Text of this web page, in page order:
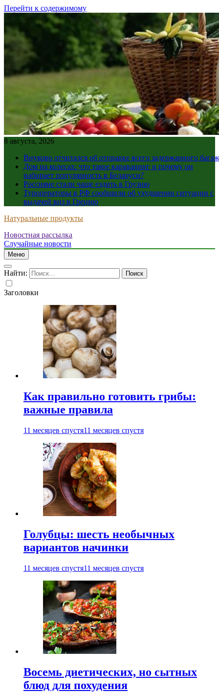
Перейти к содержимому
8 августа, 2026
Внуково отчитался об отправке всего задержанного
Дом на колесах: что такое караванинг и почему он
набирает популярность в Беларуси?
Россияне стали чаще ездить в Грузию
Туроператоры в РФ сообщили об ухудшении ситуации с
выдачей виз в Грецию
Натуральные продукты
Новостная рассылка
Случайные новости
Меню
Найти:
Заголовки
Как правильно готовить грибы:
важные правила
11 месяцев спустя11 месяцев спустя
Голубцы: шесть необычных
вариантов начинки
11 месяцев спустя11 месяцев спустя
Восемь диетических, но сытных
блюд для похудения